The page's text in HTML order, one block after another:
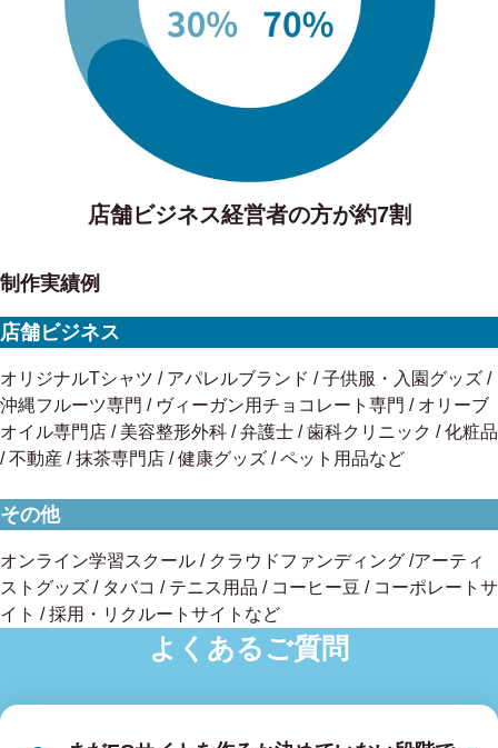
店舗ビジネス経営者の方が約7割
制作実績例
店舗ビジネス
オリジナルTシャツ / アパレルブランド / 子供服・入園グッズ /
沖縄フルーツ専門 / ヴィーガン用チョコレート専門 / オリーブ
オイル専門店 / 美容整形外科 / 弁護士 / 歯科クリニック / 化粧品
/ 不動産 / 抹茶専門店 / 健康グッズ / ペット用品など
その他
オンライン学習スクール / クラウドファンディング /アーティ
ストグッズ / タバコ / テニス用品 / コーヒー豆 / コーポレートサ
イト / 採用・リクルートサイトなど
よくあるご質問